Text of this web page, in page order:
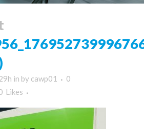
in by cawp01
0
Likes